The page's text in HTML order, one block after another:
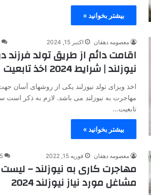
بیشتر بخوانید »
معصومه دهقان اکتبر 15, 2024
اقامت دائم از طریق تولد فرزند
نیوزلند | شرایط 2024 اخذ تابعیت
اخذ ویزای تولد نیوزلند یکی از روشهای آسان
مهاجرت به نیوزلند می باشد. لازم به ذکر است
تابعیت…
بیشتر بخوانید »
معصومه دهقان فوریه 15, 2022 5
مهاجرت کاری به نیوزلند – لیست
مشاغل مورد نیاز نیوزلند 2024